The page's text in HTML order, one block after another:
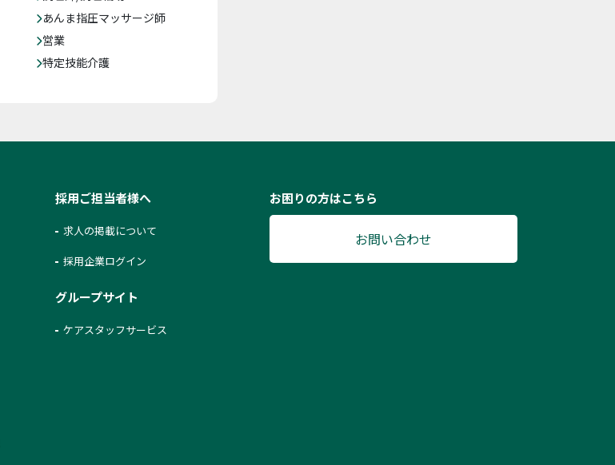
あんま指圧マッサージ師
営業
特定技能介護
採用ご担当者様へ
求人の掲載について
採用企業ログイン
グループサイト
ケアスタッフサービス
お困りの方はこちら
お問い合わせ